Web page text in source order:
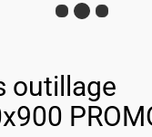
outillage